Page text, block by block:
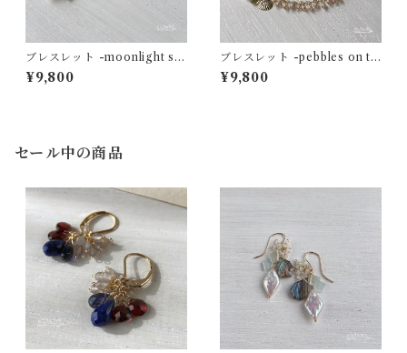
ブレスレット -moonlight sh
ell bouquet- ホワイトシェル
×アイオライト×レインボーム
¥9,800
ブレスレット -pebbles on th
e seaside- リバーストーン×
ガーネット×ジルコン 14kgf
¥9,800
セール中の商品